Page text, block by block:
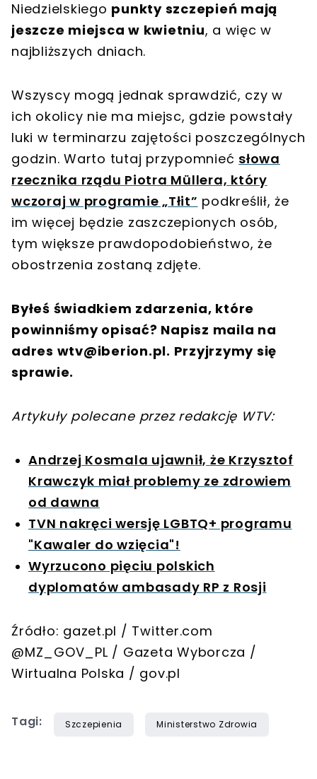
Niedzielskiego punkty szczepień mają
jeszcze miejsca w kwietniu, a więc w
najbliższych dniach.
Wszyscy mogą jednak sprawdzić, czy w
ich okolicy nie ma miejsc, gdzie powstały
luki w terminarzu zajętości poszczególnych
godzin. Warto tutaj przypomnieć słowa
rzecznika rządu Piotra Müllera, który
wczoraj w programie „Tłit” podkreślił, że
im więcej będzie zaszczepionych osób,
tym większe prawdopodobieństwo, że
obostrzenia zostaną zdjęte.
Byłeś świadkiem zdarzenia, które
powinniśmy opisać? Napisz maila na
adres wtv@iberion.pl. Przyjrzymy się
sprawie.
Artykuły polecane przez redakcję WTV:
Andrzej Kosmala ujawnił, że Krzysztof
Krawczyk miał problemy ze zdrowiem
od dawna
TVN nakręci wersję LGBTQ+ programu
"Kawaler do wzięcia"!
Wyrzucono pięciu polskich
dyplomatów ambasady RP z Rosji
Źródło: gazet.pl / Twitter.com
@MZ_GOV_PL / Gazeta Wyborcza /
Wirtualna Polska / gov.pl
Tagi: Szczepienia Ministerstwo Zdrowia